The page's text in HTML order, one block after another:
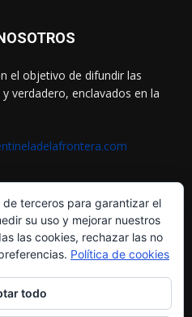
el objetivo de difundir las
verdadero, enclavados en la
EN
terceros para garantizar el
su uso y mejorar nuestros
las cookies, rechazar las no
Política de cookies
todo